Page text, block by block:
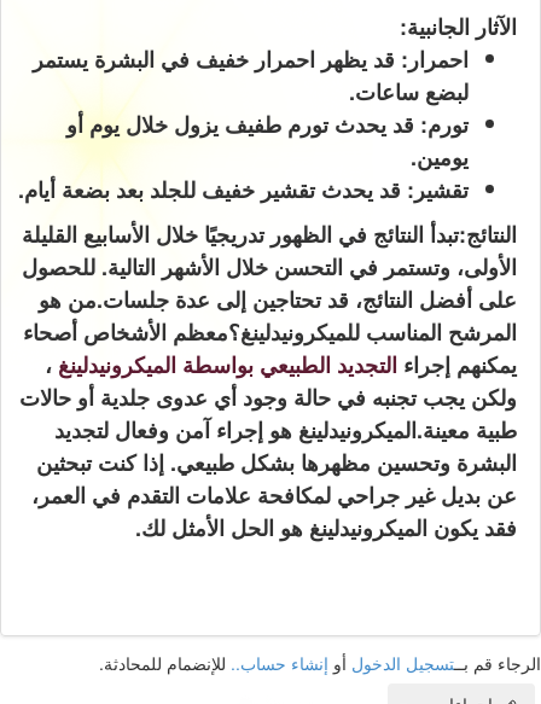
الآثار الجانبية:
احمرار: قد يظهر احمرار خفيف في البشرة يستمر
لبضع ساعات.
تورم: قد يحدث تورم طفيف يزول خلال يوم أو
يومين.
تقشير: قد يحدث تقشير خفيف للجلد بعد بضعة أيام.
النتائج:تبدأ النتائج في الظهور تدريجيًا خلال الأسابيع القليلة
الأولى، وتستمر في التحسن خلال الأشهر التالية. للحصول
على أفضل النتائج، قد تحتاجين إلى عدة جلسات.من هو
المرشح المناسب للميكرونيدلينغ؟معظم الأشخاص أصحاء
يمكنهم إجراء التجديد الطبيعي بواسطة الميكرونيدلينغ ،
ولكن يجب تجنبه في حالة وجود أي عدوى جلدية أو حالات
طبية معينة.الميكرونيدلينغ هو إجراء آمن وفعال لتجديد
البشرة وتحسين مظهرها بشكل طبيعي. إذا كنت تبحثين
عن بديل غير جراحي لمكافحة علامات التقدم في العمر،
فقد يكون الميكرونيدلينغ هو الحل الأمثل لك.
الرجاء قم بــتسجيل الدخول أو إنشاء حساب.. للإنضمام للمحادثة.